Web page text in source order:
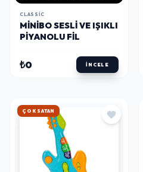
CLASSIC
MINIBO SESLI VE IŞIKLI
PIYANOLU FIL
₺0 İNCELE
HIZLI KARGO